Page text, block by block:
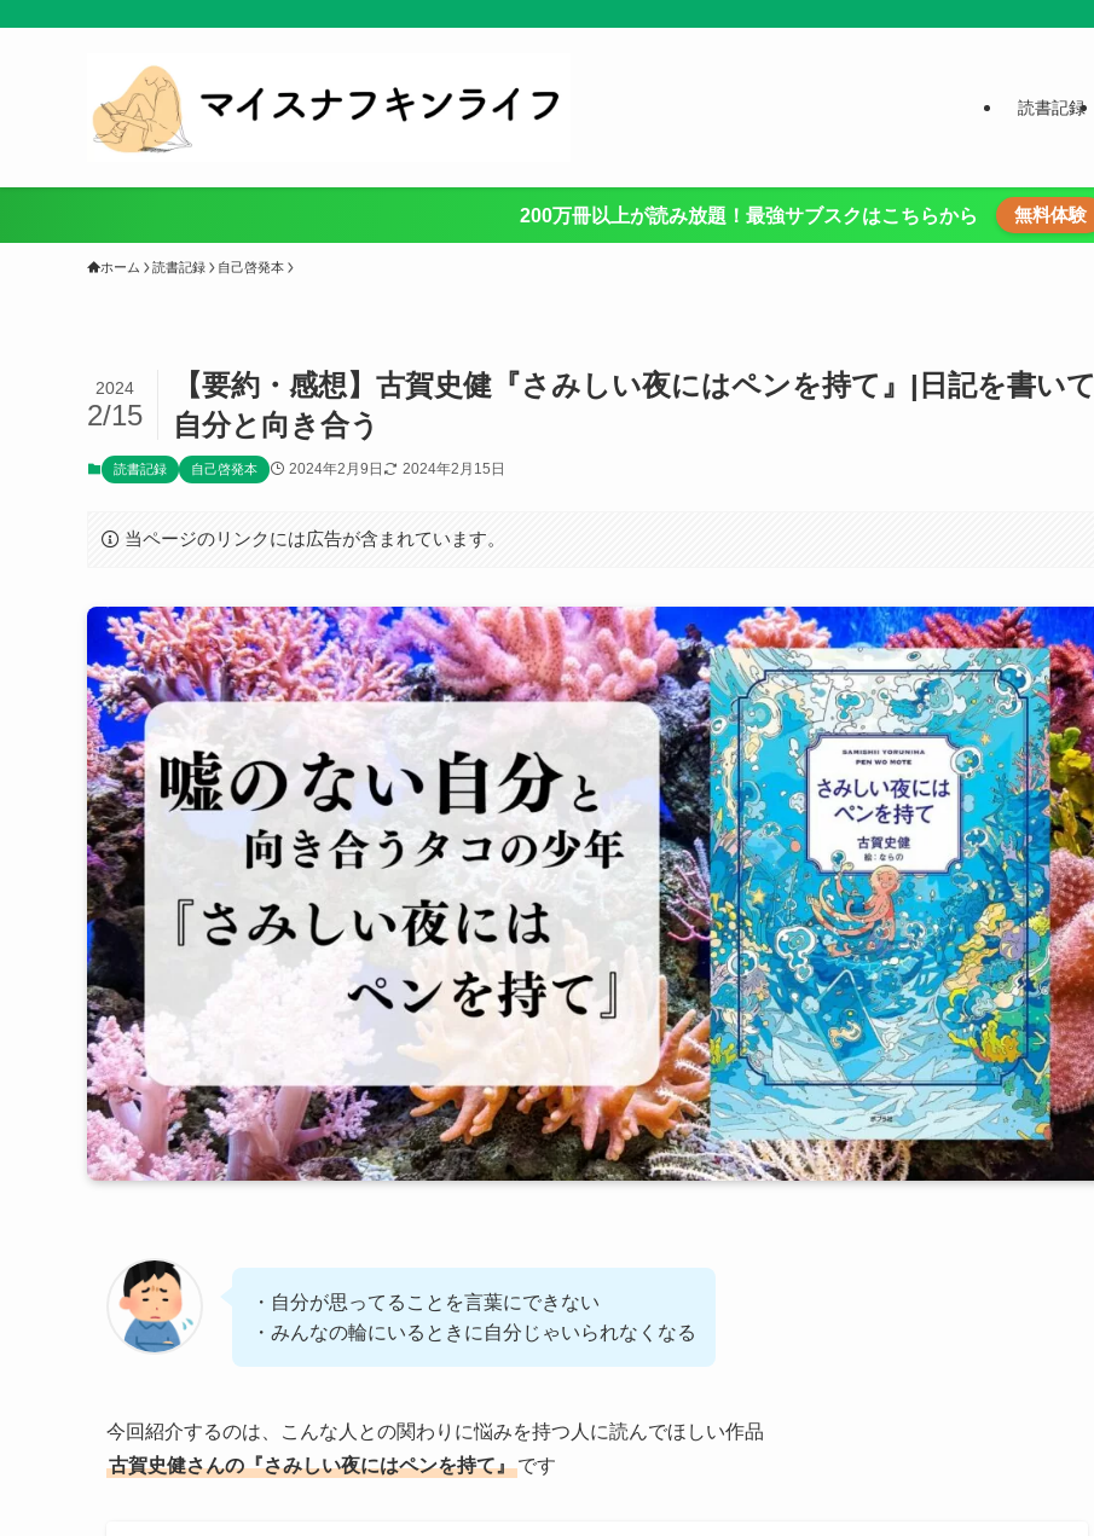
読書記録
200万冊以上が読み放題！最強サブスクはこちらから 無料体験
ホーム 読書記録 自己啓発本
【要約・感想】古賀史健『さみしい夜にはペンを持て』|日記を書いて
自分と向き合う
2024
2/15
読書記録 自己啓発本 2024年2月9日 2024年2月15日
当ページのリンクには広告が含まれています。
・自分が思ってることを言葉にできない
・みんなの輪にいるときに自分じゃいられなくなる
今回紹介するのは、こんな人との関わりに悩みを持つ人に読んでほしい作品
古賀史健さんの『さみしい夜にはペンを持て』です